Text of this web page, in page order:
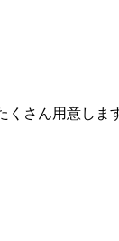
さん用意しま